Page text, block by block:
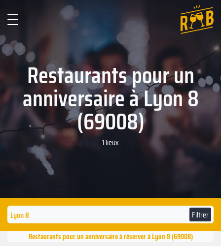
Restaurants pour un
anniversaire à Lyon 8
(69008)
1 lieux
Filtrer
Restaurants pour un anniversaire à réserver à Lyon 8 (69008)